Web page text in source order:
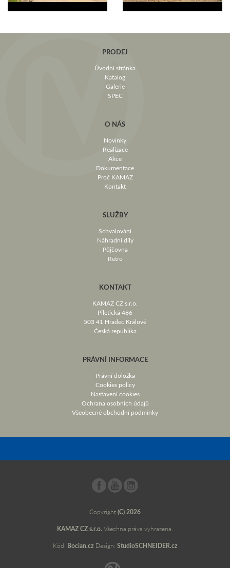
PRODEJ
Úvodní stránka
Katalog
Galerie
SPEC
O NÁS
Novinky
Realizace
Akce
Dokumentace
Proč KAMAZ
Kontakt
SLUŽBY
Schvalování
Náhradní díly
Půjčovna
Retro
KONTAKT
KAMAZ CZ s.r.o.
Piletická 486
503 41 Hradec Králové
Česká republika
PRÁVNÍ INFORMACE
Právní doložka
Cookies policy
Nastavení cookies
Ochrana osobních údajů
Všeobecné obchodní podmínky
Copyright(C) 2026
KAMAZ CZ s.r.o. Všechna práva vyhrazena.
Kód: Bocian.cz Design: StudioSCHNEIDER.cz